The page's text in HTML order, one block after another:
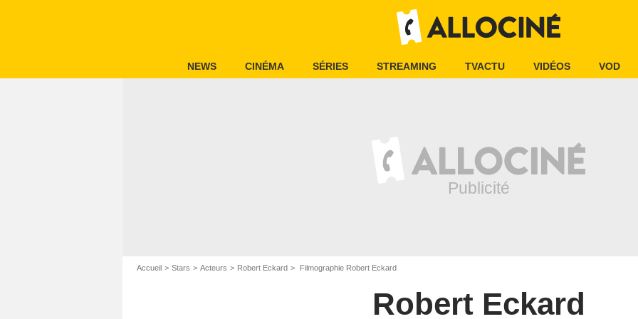
NEWS CINÉMA SÉRIES STREAMING TVACTU VIDÉOS VOD
Accueil Stars Acteurs Robert Eckard Filmographie Robert Eckard
Robert Eckard